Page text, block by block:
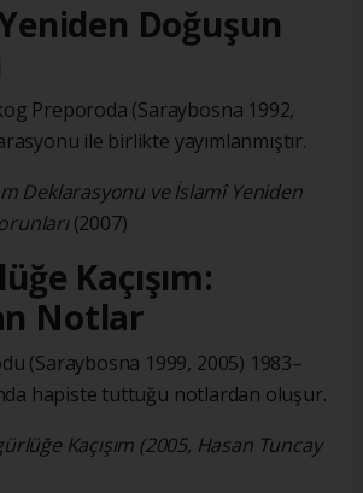
Doğuşun
Preporoda (Saraybosna 1992,
ile birlikte yayımlanmıştır.
Deklarasyonu ve İslamî Yeniden
(2007)
Kaçışım:
Notlar
(Saraybosna 1999, 2005) 1983–
hapiste tuttuğu notlardan oluşur.
Kaçışım (2005, Hasan Tuncay